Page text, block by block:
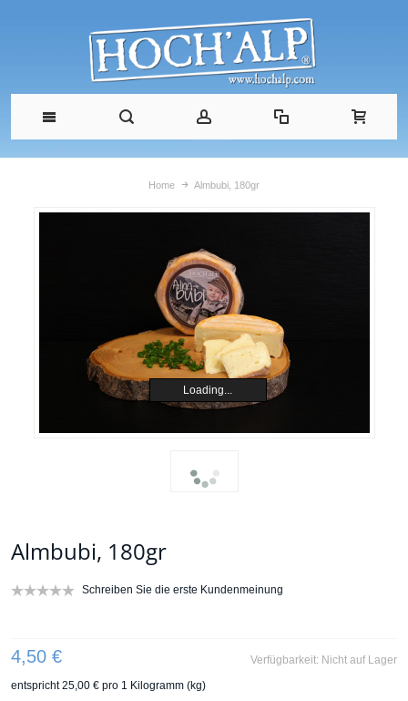
Home Almbubi, 180gr
Loading...
Almbubi, 180gr
Schreiben Sie die erste Kundenmeinung
Verfügbarkeit: Nicht auf Lager
4,50 €
entspricht25,00 € pro 1 Kilogramm (kg)